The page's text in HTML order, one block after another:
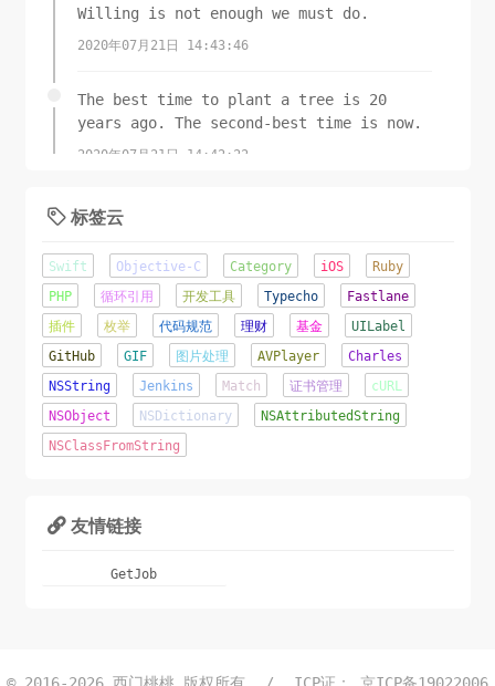
Willing is not enough we must do.
2020年07月21日 14:43:46
The best time to plant a tree is 20
years ago. The second-best time is now.
2020年07月21日 14:42:22
 标签云
Swift Objective-C Category iOS
Ruby
PHP
循环引用 开发工具 Typecho
Fastlane
插件
枚举 代码规范 理财 基金
UILabel
GitHub
GIF 图片处理 AVPlayer
Charles
NSString
Jenkins Match 证书管理
cURL
NSObject
NSDictionary
NSAttributedString
NSClassFromString
 友情链接
GetJob